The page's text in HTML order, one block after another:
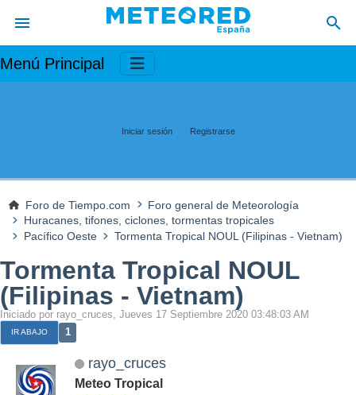
Menú Principal
Iniciar sesión Registrarse
Foro de Tiempo.com
Foro general de Meteorología
Huracanes, tifones, ciclones, tormentas tropicales
Pacífico Oeste
Tormenta Tropical NOUL (Filipinas - Vietnam)
Tormenta Tropical NOUL
(Filipinas - Vietnam)
Iniciado por rayo_cruces, Jueves 17 Septiembre 2020 03:48:03 AM
IR ABAJO 1
rayo_cruces
Meteo Tropical